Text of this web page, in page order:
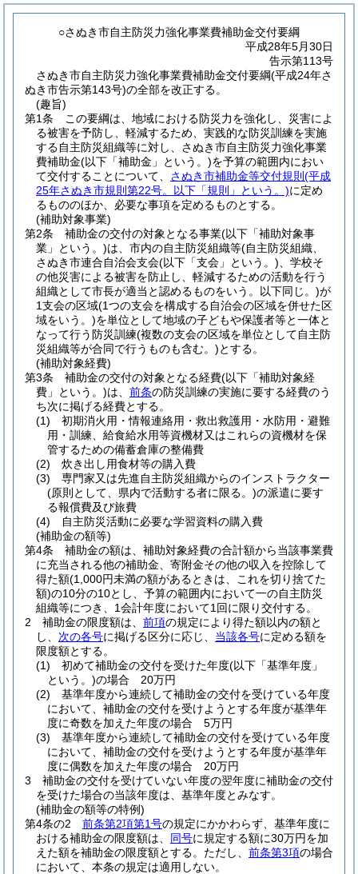
○さぬき市自主防災力強化事業費補助金交付要綱
平成28年5月30日
告示第113号
さぬき市自主防災力強化事業費補助金交付要綱(平成24年さ
ぬき市告示第143号)の全部を改正する。
(趣旨)
第1条
この要綱は、地域における防災力を強化し、災害によ
る被害を予防し、軽減するため、実践的な防災訓練を実施
する自主防災組織等に対し、さぬき市自主防災力強化事業
費補助金(以下「補助金」という。)を予算の範囲内におい
て交付することについて、 さぬき市補助金等交付規則 (平成
25年さぬき市規則第22号。以下「規則」という。)に定め
るもののほか、必要な事項を定めるものとする。
(補助対象事業)
第2条
補助金の交付の対象となる事業(以下「補助対象事
業」という。)は、市内の自主防災組織等(自主防災組織、
さぬき市連合自治会支会(以下「支会」という。) 、学校そ
の他災害による被害を防止し、軽減するための活動を行う
組織として市長が適当と認めるものをいう。以下同じ。)が
1支会の区域(1つの支会を構成する自治会の区域を併せた区
域をいう。)を単位として地域の子どもや保護者等と一体と
なって行う防災訓練(複数の支会の区域を単位として自主防
災組織等が合同で行うものも含む。)とする。
(補助対象経費)
第3条
補助金の交付の対象となる経費(以下「補助対象経
費」という。)は、 前条の防災訓練の実施に要する経費のう
ち次に掲げる経費とする。
(1)
初期消火用・情報連絡用・救出救護用・水防用・避難
用・訓練、給食給水用等資機材又はこれらの資機材を保
管するための備蓄倉庫の整備費
(2)
炊き出し用食材等の購入費
(3)
専門家又は先進自主防災組織からのインストラクター
(原則として、県内で活動する者に限る。)の派遣に要す
る報償費及び旅費
(4)
自主防災活動に必要な学習資料の購入費
(補助金の額等)
第4条
補助金の額は、補助対象経費の合計額から当該事業費
に充当される他の補助金、寄附金その他の収入を控除して
得た額(1,000円未満の額があるときは、これを切り捨てた
額)の10分の10とし、予算の範囲内において一の自主防災
組織等につき、1会計年度において1回に限り交付する。
2
補助金の限度額は、 前項の規定により得た額以内の額と
し、 次の各号に掲げる区分に応じ、 当該各号に定める額を
限度額とする。
(1)
初めて補助金の交付を受けた年度(以下「基準年度」
という。)の場合 20万円
(2)
基準年度から連続して補助金の交付を受けている年度
において、補助金の交付を受けようとする年度が基準年
度に奇数を加えた年度の場合 5万円
(3)
基準年度から連続して補助金の交付を受けている年度
において、補助金の交付を受けようとする年度が基準年
度に偶数を加えた年度の場合 20万円
3
補助金の交付を受けていない年度の翌年度に補助金の交付
を受けた場合の当該年度は、基準年度とみなす。
(補助金の額等の特例)
第4条の2
前条第2項第1号の規定にかかわらず、基準年度に
おける補助金の限度額は、 同号に規定する額に30万円を加
えた額を補助金の限度額とする。 ただし、 前条第3項の場合
において、本条の規定は適用しない。